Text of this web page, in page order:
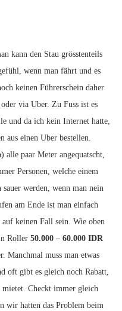
kann den Stau grösstenteils
wenn man fährt und es
keinen Führerschein daher
via Uber. Zu Fuss ist es
und da ich kein Internet hatte,
einen Uber bestellen.
paar Meter angequatscht,
Personen, welche einem
werden, wenn man nein
am Ende ist man einfach
keinen Fall sein. Wie oben
Roller 50.000 – 60.000 IDR
Manchmal muss man etwas
oft gibt es gleich noch Rabatt,
Checkt immer gleich
wir hatten das Problem beim